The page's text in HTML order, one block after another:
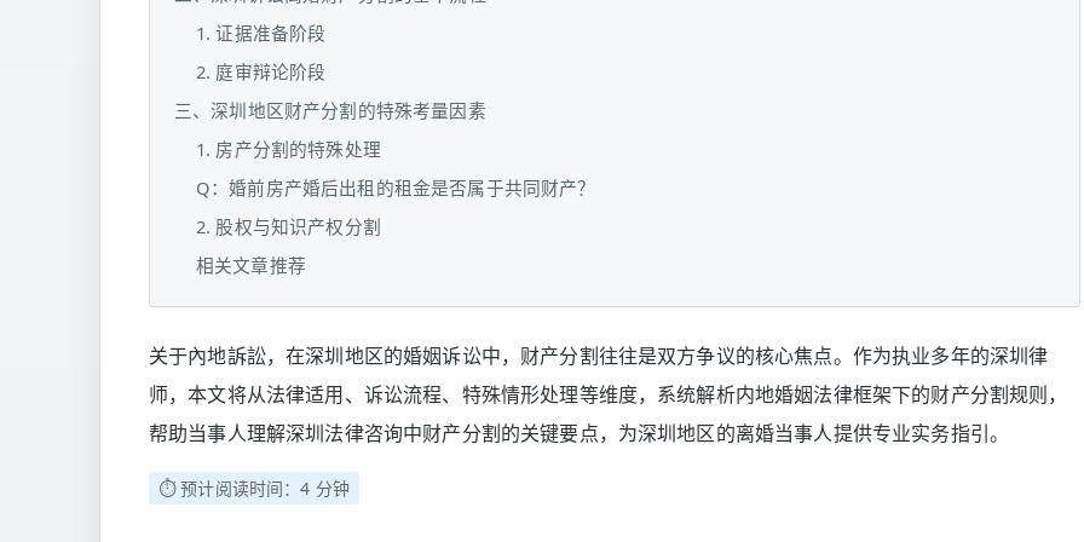
1. 证据准备阶段
2. 庭审辩论阶段
三、深圳地区财产分割的特殊考量因素
1. 房产分割的特殊处理
Q：婚前房产婚后出租的租金是否属于共同财产？
2. 股权与知识产权分割
相关文章推荐
关于內地訴訟，在深圳地区的婚姻诉讼中，财产分割往往是双方争议的核心焦点。作为执业多年的深圳律
师，本文将从法律适用、诉讼流程、特殊情形处理等维度，系统解析内地婚姻法律框架下的财产分割规则，
帮助当事人理解深圳法律咨询中财产分割的关键要点，为深圳地区的离婚当事人提供专业实务指引。
⏱️ 预计阅读时间：4 分钟